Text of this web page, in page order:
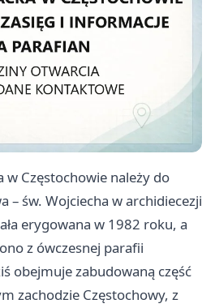
w Częstochowie należy do
– św. Wojciecha w archidiecezji
erygowana w 1982 roku, a
z ówczesnej parafii
obejmuje zabudowaną część
zachodzie Częstochowy, z